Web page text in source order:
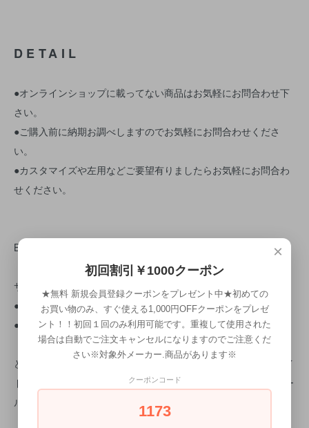
DETAIL
●オンラインショップに載ってない商品はお気軽にお問合わせ下
さい。
●ご購入前に納期お調べしますのでお気軽にお問合わせくださ
い。
●カスタマイズや左用などご要望有りましたらお気軽にお問合わ
せください。
B-DRY COSMOS
サイズ
●(163) 5.6インチ、
●(164) 6.1インチ
どんな握り方にも対応するアナトミックグリップにより、スライ
ド、ストローク、エフェクト、チョップなど様々なカットにオー
ルマイティな仕様が可能です。
×
初回割引￥1000クーポン
★無料 新規会員登録クーポンをプレゼント中★初めての
お買い物のみ、すぐ使える1,000円OFFクーポンをプレゼ
ント！！初回１回のみ利用可能です。重複して使用された
場合は自動でご注文キャンセルになりますのでご注意くだ
さい※対象外メーカー.商品があります※
クーポンコード
1173